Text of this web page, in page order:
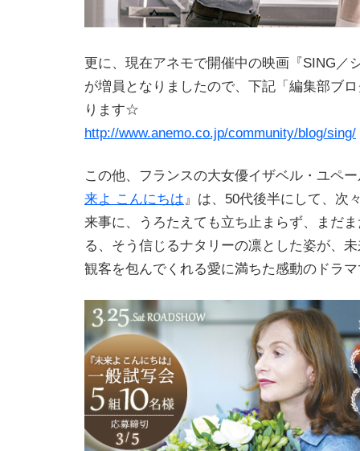
更に、現在アネモで開催中の映画『SING／
が増員となりましたので、下記「編集部ブ
ります☆
http://www.anemo.co.jp/community/blog/sing/
この他、フランスの大女優イザベル・ユペ
来よ こんにちは』は、50代後半にして、次
来事に、うろたえても立ち止まらず、まだ
る、そう信じるナタリーの凛とした姿が、
観客を包んでくれる愛に満ちた感動のドラ